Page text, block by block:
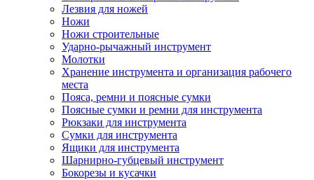
Лезвия для ножей
Ножи
Ножи строительные
Ударно-рычажный инструмент
Молотки
Хранение инструмента и организация рабочего
места
Пояса, ремни и поясные сумки
Поясные сумки и ремни для инструмента
Рюкзаки для инструмента
Сумки для инструмента
Ящики для инструмента
Шарнирно-губцевый инструмент
Бокорезы и кусачки